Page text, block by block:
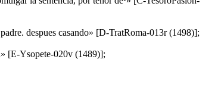
despues casando» [D-TratRoma-013r (1498)];
[E-Ysopete-020v (1489)];